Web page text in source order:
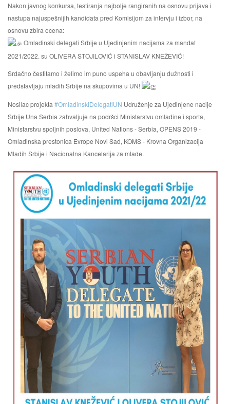
Nakon javnog konkursa, testiranja najbolje rangiranih na osnovu prijava i
nastupa najuspešnijih kandidata pred Komisijom za intervju i izbor, na
osnovu zbira ocena:
Omladinski delegati Srbije u Ujedinjenim nacijama za mandat
2021/2022. su OLIVERA STOJILOVIĆ i STANISLAV KNEŽEVIĆ!
Srdačno čestitamo i želimo im puno uspeha u obavljanju dužnosti i
predstavljaju mladih Srbije na skupovima u UN!
Nosilac projekta #OmladinskiDelegatiUN Udruženje za Ujedinjene nacije
Srbije Una Serbia zahvaljuje na podršci Ministarstvu omladine i sporta,
Ministarstvu spoljnih poslova, United Nations - Serbia, OPENS 2019 -
Omladinska prestonica Evrope Novi Sad, KOMS - Krovna Organizacija
Mladih Srbije i Nacionalna Kancelarija za mlade.